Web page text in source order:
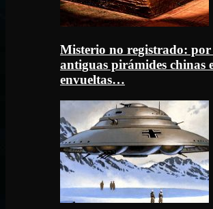
Misterio no registrado: por
antiguas pirámides chinas
envueltas…